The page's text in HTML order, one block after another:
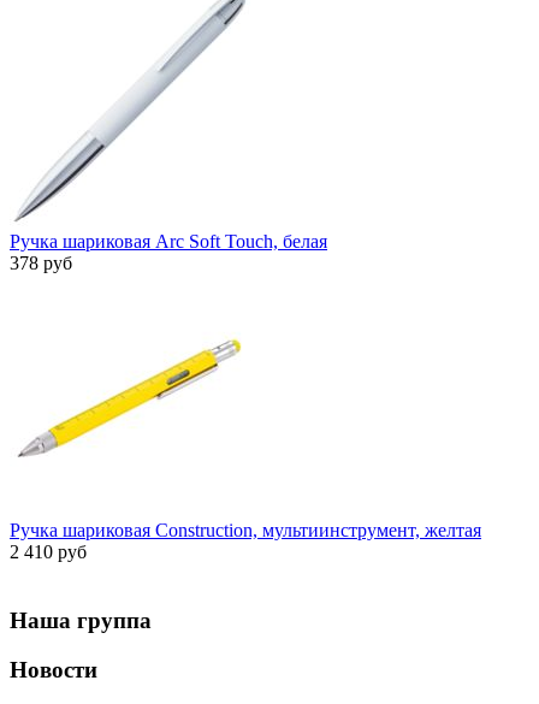
Ручка шариковая Arc Soft Touch, белая
378 руб
Ручка шариковая Construction, мультиинструмент, желтая
2 410 руб
Наша группа
Новости